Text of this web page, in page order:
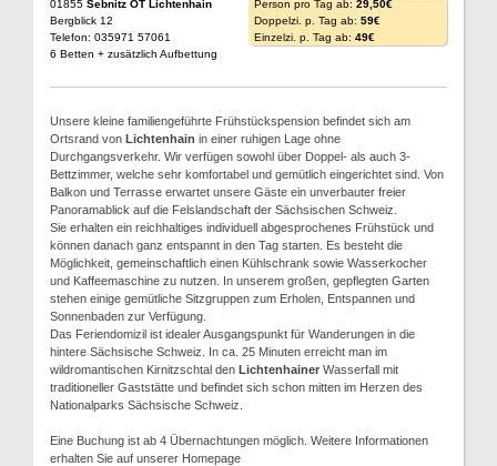
01855 Sebnitz OT Lichtenhain
Bergblick 12
Telefon: 035971 57061
6 Betten + zusätzlich Aufbettung
Person pro Tag ab: 29,50€
Doppelzi. p. Tag ab: 59€
Einzelzi. p. Tag ab: 49€
Unsere kleine familiengeführte Frühstückspension befindet sich am
Ortsrand von Lichtenhain in einer ruhigen Lage ohne
Durchgangsverkehr. Wir verfügen sowohl über Doppel- als auch 3-
Bettzimmer, welche sehr komfortabel und gemütlich eingerichtet sind. Von
Balkon und Terrasse erwartet unsere Gäste ein unverbauter freier
Panoramablick auf die Felslandschaft der Sächsischen Schweiz.
Sie erhalten ein reichhaltiges individuell abgesprochenes Frühstück und
können danach ganz entspannt in den Tag starten. Es besteht die
Möglichkeit, gemeinschaftlich einen Kühlschrank sowie Wasserkocher
und Kaffeemaschine zu nutzen. In unserem großen, gepflegten Garten
stehen einige gemütliche Sitzgruppen zum Erholen, Entspannen und
Sonnenbaden zur Verfügung.
Das Feriendomizil ist idealer Ausgangspunkt für Wanderungen in die
hintere Sächsische Schweiz. In ca. 25 Minuten erreicht man im
wildromantischen Kirnitzschtal den Lichtenhainer Wasserfall mit
traditioneller Gaststätte und befindet sich schon mitten im Herzen des
Nationalparks Sächsische Schweiz.
Eine Buchung ist ab 4 Übernachtungen möglich. Weitere Informationen
erhalten Sie auf unserer Homepage